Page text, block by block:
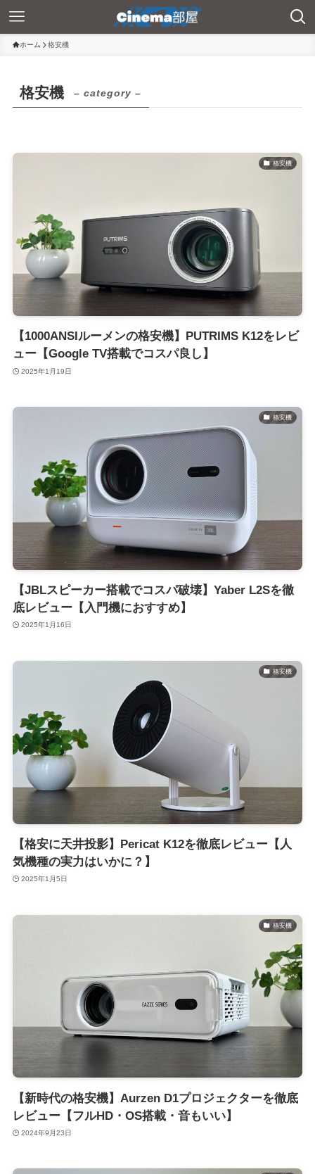
ホーム 格安機
格安機 – category –
格安機
【1000ANSIルーメンの格安機】PUTRIMS K12をレビ
ュー【Google TV搭載でコスパ良し】
2025年1月19日
格安機
【JBLスピーカー搭載でコスパ破壊】Yaber L2Sを徹
底レビュー【入門機におすすめ】
2025年1月16日
格安機
【格安に天井投影】Pericat K12を徹底レビュー【人
気機種の実力はいかに？】
2025年1月5日
格安機
【新時代の格安機】Aurzen D1プロジェクターを徹底
レビュー【フルHD・OS搭載・音もいい】
2024年9月23日